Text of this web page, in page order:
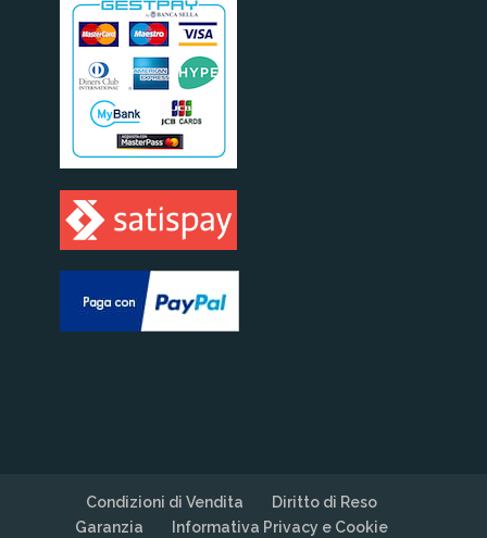
Condizioni di Vendita
Diritto di Reso
Garanzia
Informativa Privacy e Cookie